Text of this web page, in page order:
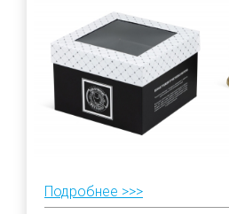
Подробнее >>>